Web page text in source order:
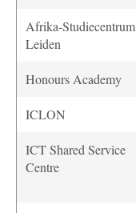
Afrika-Studiecentrum
Leiden
Honours Academy
ICLON
ICT Shared Service
Centre